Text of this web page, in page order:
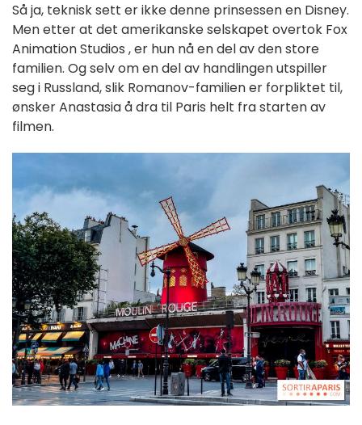
Så ja, teknisk sett er ikke denne prinsessen en Disney.
Men etter at det amerikanske selskapet overtok Fox
Animation Studios , er hun nå en del av den store
familien. Og selv om en del av handlingen utspiller
seg i Russland, slik Romanov-familien er forpliktet til,
ønsker Anastasia å dra til Paris helt fra starten av
filmen.